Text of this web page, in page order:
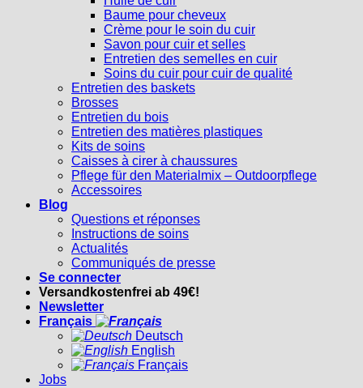
Baume pour cheveux
Crème pour le soin du cuir
Savon pour cuir et selles
Entretien des semelles en cuir
Soins du cuir pour cuir de qualité
Entretien des baskets
Brosses
Entretien du bois
Entretien des matières plastiques
Kits de soins
Caisses à cirer à chaussures
Pflege für den Materialmix – Outdoorpflege
Accessoires
Blog
Questions et réponses
Instructions de soins
Actualités
Communiqués de presse
Se connecter
Versandkostenfrei ab 49€!
Newsletter
Français
Deutsch
English
Français
Jobs